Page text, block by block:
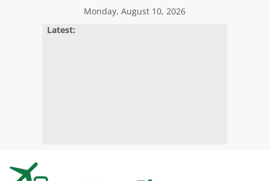
Monday, August 10, 2026
Latest: